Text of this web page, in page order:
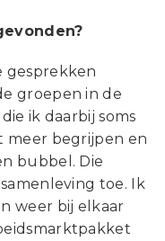
gesprekken
groepen in de
ik daarbij soms
meer begrijpen en
bubbel. Die
toe. Ik
weer bij elkaar